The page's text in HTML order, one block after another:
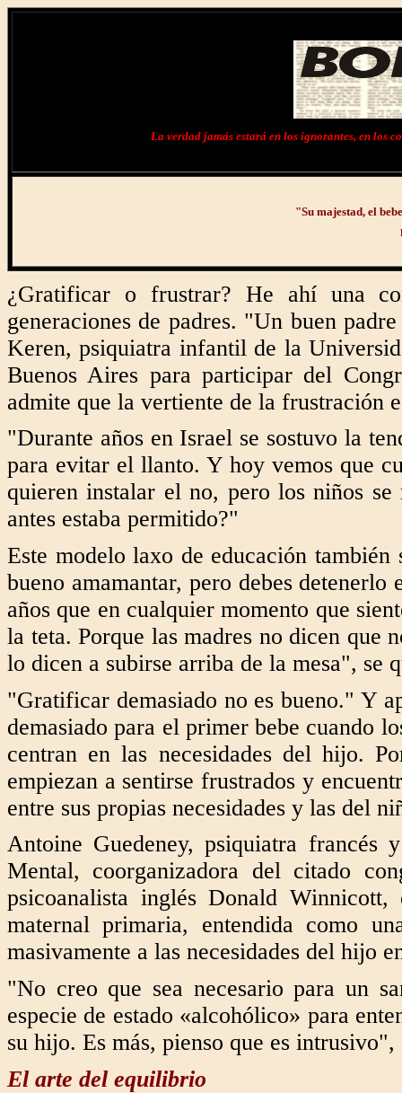
La verdad jamás estará en los ignorantes, en los
"Su majestad, el
¿Gratificar o frustrar? He ahí una
generaciones de padres. "Un buen
Keren, psiquiatra infantil de la
Buenos Aires para participar del
admite que la vertiente de la frustración
"Durante años en Israel se sostuvo la
para evitar el llanto. Y hoy vemos que
quieren instalar el no, pero los niños
antes estaba permitido?"
Este modelo laxo de educación
bueno amamantar, pero debes
años que en cualquier momento que
la teta. Porque las madres no dicen que
lo dicen a subirse arriba de la mesa", se
"Gratificar demasiado no es bueno." Y
demasiado para el primer bebe cuando
centran en las necesidades del hijo.
empiezan a sentirse frustrados y
entre sus propias necesidades y las del
Antoine Guedeney, psiquiatra francés
Mental, coorganizadora del citado
psicoanalista inglés Donald
maternal primaria, entendida como
masivamente a las necesidades del hijo
"No creo que sea necesario para un
especie de estado «alcohólico» para
su hijo. Es más, pienso que es
El arte del equilibrio